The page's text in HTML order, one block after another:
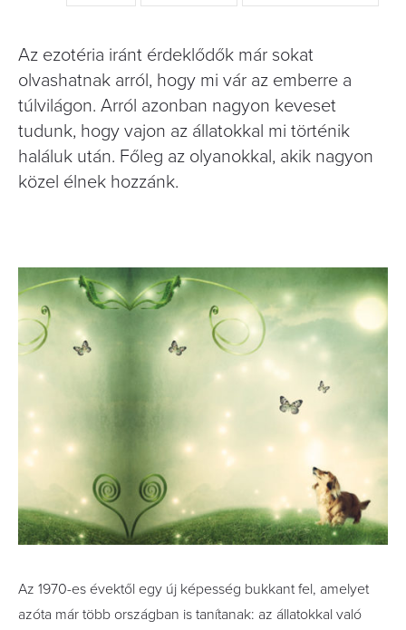
Az ezotéria iránt érdeklődők már sokat
olvashatnak arról, hogy mi vár az emberre a
túlvilágon. Arról azonban nagyon keveset
tudunk, hogy vajon az állatokkal mi történik
haláluk után. Főleg az olyanokkal, akik nagyon
közel élnek hozzánk.
Az 1970-es évektől egy új képesség bukkant fel, amelyet
azóta már több országban is tanítanak: az állatokkal való